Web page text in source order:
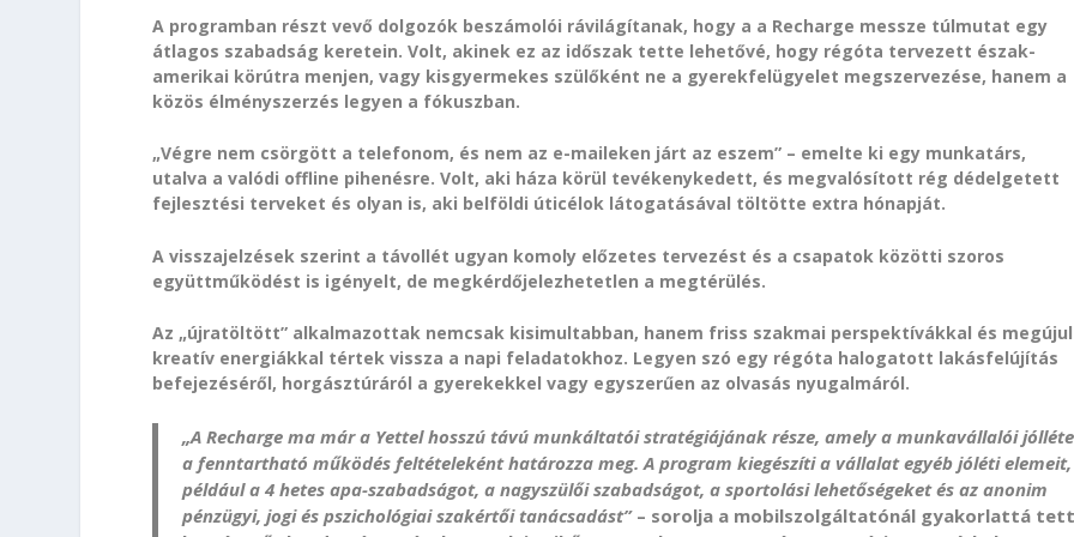
A programban részt vevő dolgozók beszámolói rávilágítanak, hogy a a Recharge messze túlmutat egy
átlagos szabadság keretein. Volt, akinek ez az időszak tette lehetővé, hogy régóta tervezett észak-
amerikai körútra menjen, vagy kisgyermekes szülőként ne a gyerekfelügyelet megszervezése, hanem a
közös élményszerzés legyen a fókuszban.
„Végre nem csörgött a telefonom, és nem az e-maileken járt az eszem” – emelte ki egy munkatárs,
utalva a valódi offline pihenésre. Volt, aki háza körül tevékenykedett, és megvalósított rég dédelgetett
fejlesztési terveket és olyan is, aki belföldi úticélok látogatásával töltötte extra hónapját.
A visszajelzések szerint a távollét ugyan komoly előzetes tervezést és a csapatok közötti szoros
együttműködést is igényelt, de megkérdőjelezhetetlen a megtérülés.
Az „újratöltött” alkalmazottak nemcsak kisimultabban, hanem friss szakmai perspektívákkal és
kreatív energiákkal tértek vissza a napi feladatokhoz. Legyen szó egy régóta halogatott lakásfelújítás
befejezéséről, horgásztúráról a gyerekekkel vagy egyszerűen az olvasás nyugalmáról.
„A Recharge ma már a Yettel hosszú távú munkáltatói stratégiájának része, amely a munkavállalói
a fenntartható működés feltételeként határozza meg. A program kiegészíti a vállalat egyéb jóléti elemeit,
például a 4 hetes apa-szabadságot, a nagyszülői szabadságot, a sportolási lehetőségeket és az anonim
pénzügyi, jogi és pszichológiai szakértői tanácsadást” – sorolja a mobilszolgáltatónál gyakorlattá